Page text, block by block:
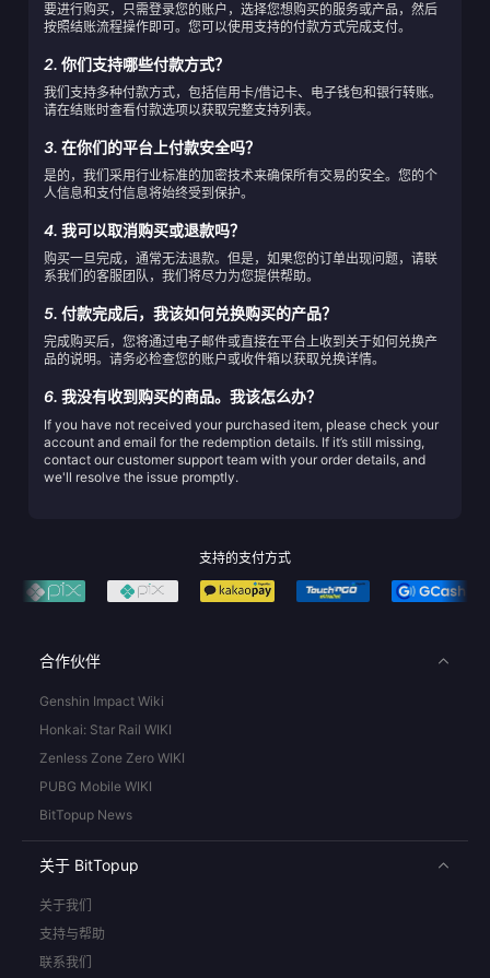
要进行购买，只需登录您的账户，选择您想购买的服务或产品，然后
按照结账流程操作即可。您可以使用支持的付款方式完成支付。
2. 你们支持哪些付款方式？
我们支持多种付款方式，包括信用卡/借记卡、电子钱包和银行转账。
请在结账时查看付款选项以获取完整支持列表。
3. 在你们的平台上付款安全吗？
是的，我们采用行业标准的加密技术来确保所有交易的安全。您的个
人信息和支付信息将始终受到保护。
4. 我可以取消购买或退款吗？
购买一旦完成，通常无法退款。但是，如果您的订单出现问题，请联
系我们的客服团队，我们将尽力为您提供帮助。
5. 付款完成后，我该如何兑换购买的产品？
完成购买后，您将通过电子邮件或直接在平台上收到关于如何兑换产
品的说明。请务必检查您的账户或收件箱以获取兑换详情。
6. 我没有收到购买的商品。我该怎么办？
If you have not received your purchased item, please check your
account and email for the redemption details. If it’s still missing,
contact our customer support team with your order details, and
we'll resolve the issue promptly.
支持的支付方式
合作伙伴
Genshin Impact Wiki
Honkai: Star Rail WIKI
Zenless Zone Zero WIKI
PUBG Mobile WIKI
BitTopup News
关于 BitTopup
关于我们
支持与帮助
联系我们